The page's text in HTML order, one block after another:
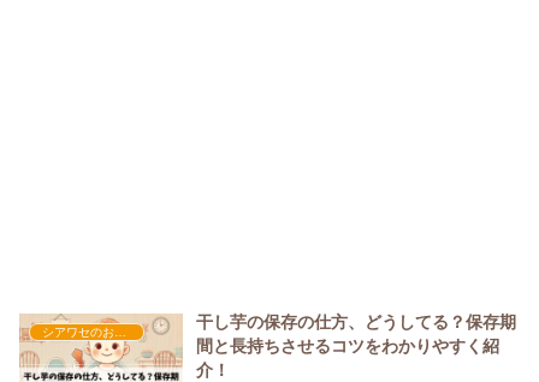
干し芋の保存の仕方、どうしてる？保存期
間と長持ちさせるコツをわかりやすく紹
介！